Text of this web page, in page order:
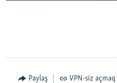
Paylaş VPN-siz açmaq